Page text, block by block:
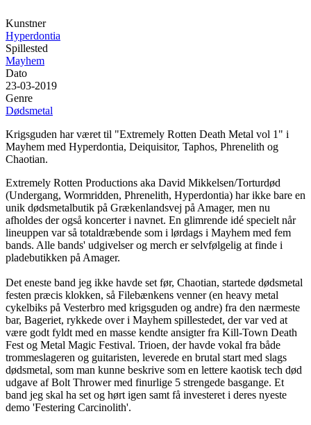
Kunstner
Hyperdontia
Spillested
Mayhem
Dato
23-03-2019
Genre
Dødsmetal
Krigsguden har været til "Extremely Rotten Death Metal vol 1" i
Mayhem med Hyperdontia, Deiquisitor, Taphos, Phrenelith og
Chaotian.
Extremely Rotten Productions aka David Mikkelsen/Torturdød
(Undergang, Wormridden, Phrenelith, Hyperdontia) har ikke bare en
unik dødsmetalbutik på Grækenlandsvej på Amager, men nu
afholdes der også koncerter i navnet. En glimrende idé specielt når
lineuppen var så totaldræbende som i lørdags i Mayhem med fem
bands. Alle bands' udgivelser og merch er selvfølgelig at finde i
pladebutikken på Amager.
Det eneste band jeg ikke havde set før, Chaotian, startede dødsmetal
festen præcis klokken, så Filebænkens venner (en heavy metal
cykelbiks på Vesterbro med krigsguden og andre) fra den nærmeste
bar, Bageriet, rykkede over i Mayhem spillestedet, der var ved at
være godt fyldt med en masse kendte ansigter fra Kill-Town Death
Fest og Metal Magic Festival. Trioen, der havde vokal fra både
trommeslageren og guitaristen, leverede en brutal start med slags
dødsmetal, som man kunne beskrive som en lettere kaotisk tech død
udgave af Bolt Thrower med finurlige 5 strengede basgange. Et
band jeg skal ha set og hørt igen samt få investeret i deres nyeste
demo 'Festering Carcinolith'.